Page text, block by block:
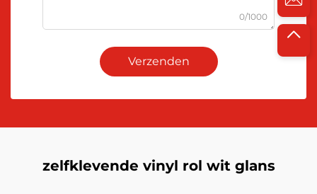
0/1000
Verzenden
zelfklevende vinyl rol wit glans